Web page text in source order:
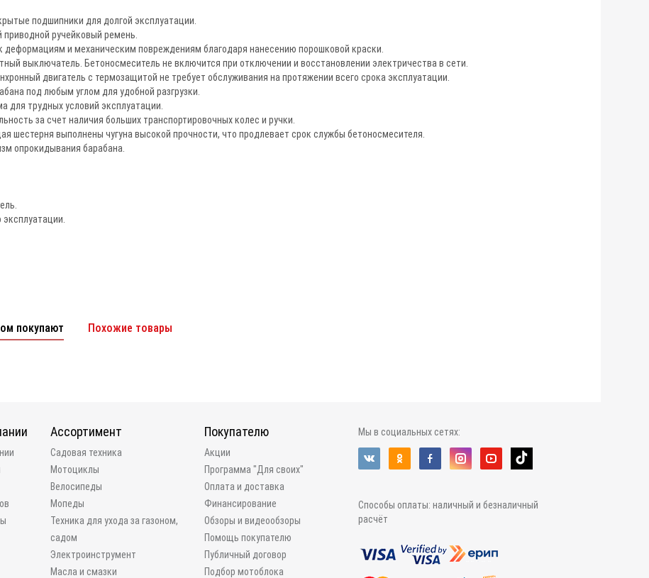
подшипники для долгой эксплуатации.
ручейковый ремень.
деформациям и механическим повреждениям благодаря нанесению порошковой краски.
выключатель. Бетоносмеситель не включится при отключении и восстановлении электричества в сети.
двигатель с термозащитой не требует обслуживания на протяжении всего срока эксплуатации.
под любым углом для удобной разгрузки.
для трудных условий эксплуатации.
за счет наличия больших транспортировочных колес и ручки.
шестерня выполнены чугуна высокой прочности, что продлевает срок службы бетоносмесителя.
опрокидывания барабана.
покупают Похожие товары
Ассортимент
Садовая техника
Мотоциклы
Велосипеды
Мопеды
Техника для ухода за газоном,
садом
Электроинструмент
Масла и смазки
Покупателю
Акции
Программа "Для своих"
Оплата и доставка
Финансирование
Обзоры и видеообзоры
Помощь покупателю
Публичный договор
Подбор мотоблока
Мы в социальных сетях:
Способы оплаты: наличный и безналичный
расчёт